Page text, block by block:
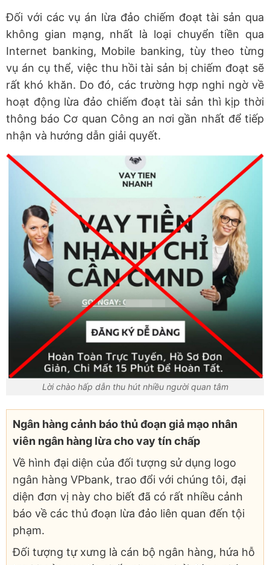
Đối với các vụ án lừa đảo chiếm đoạt tài sản qua
không gian mạng, nhất là loại chuyển tiền qua
Internet banking, Mobile banking, tùy theo từng
vụ án cụ thể, việc thu hồi tài sản bị chiếm đoạt sẽ
rất khó khăn. Do đó, các trường hợp nghi ngờ về
hoạt động lừa đảo chiếm đoạt tài sản thì kịp thời
thông báo Cơ quan Công an nơi gần nhất để tiếp
nhận và hướng dẫn giải quyết.
Lời chào hấp dẫn thu hút nhiều người quan tâm
Ngân hàng cảnh báo thủ đoạn giả mạo nhân
viên ngân hàng lừa cho vay tín chấp
Về hình đại diện của đối tượng sử dụng logo
ngân hàng VPbank, trao đổi với chúng tôi, đại
diện đơn vị này cho biết đã có rất nhiều cảnh
báo về các thủ đoạn lừa đảo liên quan đến tội
phạm.
Đối tượng tự xưng là cán bộ ngân hàng, hứa hỗ